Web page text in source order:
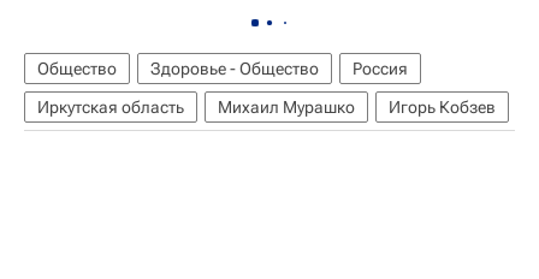
Общество Здоровье - Общество
Россия
Иркутская область
Михаил Мурашко Игорь Кобзев